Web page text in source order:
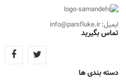
ایمیل: info@parsfluke.ir
تماس بگیرید
دسته بندی ها